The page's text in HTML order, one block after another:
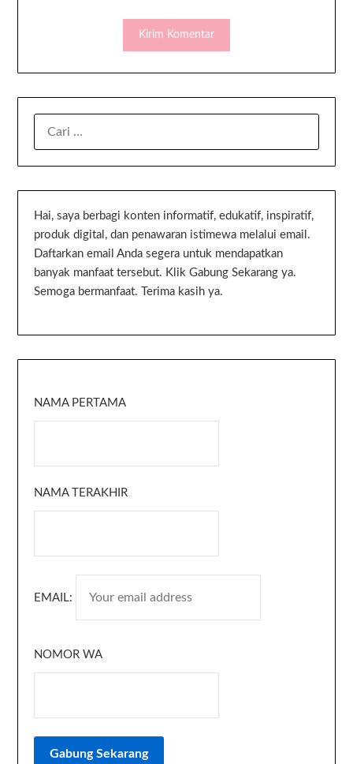
Hai, saya berbagi konten informatif, edukatif, inspiratif,
produk digital, dan penawaran istimewa melalui email.
Daftarkan email Anda segera untuk mendapatkan
banyak manfaat tersebut. Klik Gabung Sekarang ya.
Semoga bermanfaat. Terima kasih ya.
NAMA PERTAMA
NAMA TERAKHIR
EMAIL:
NOMOR WA